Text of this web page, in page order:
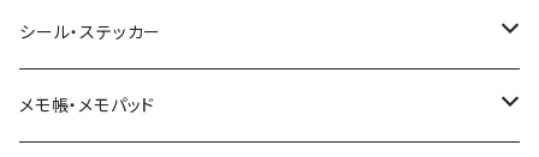
ヨハク
和紙
Hutte paper works （プロペラスタジオ）
シール・ステッカー
フレークシール
メモ帳・メモパッド